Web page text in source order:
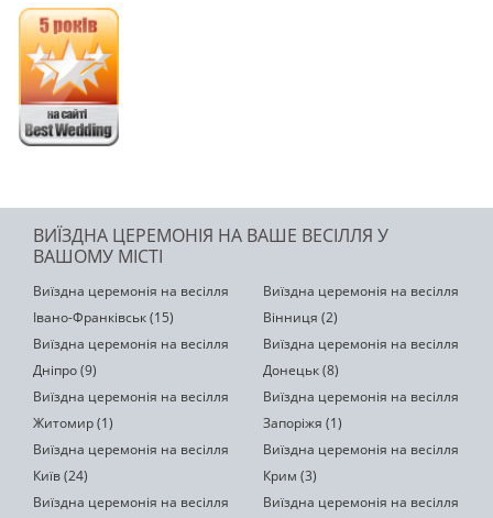
ВИЇЗДНА ЦЕРЕМОНІЯ НА ВАШЕ ВЕСІЛЛЯ У
ВАШОМУ МІСТІ
Виїздна церемонія на весілля
Івано-Франківськ (15)
Виїздна церемонія на весілля
Вінниця (2)
Виїздна церемонія на весілля
Дніпро (9)
Виїздна церемонія на весілля
Донецьк (8)
Виїздна церемонія на весілля
Житомир (1)
Виїздна церемонія на весілля
Запоріжя (1)
Виїздна церемонія на весілля
Київ (24)
Виїздна церемонія на весілля
Крим (3)
Виїздна церемонія на весілля
Виїздна церемонія на весілля